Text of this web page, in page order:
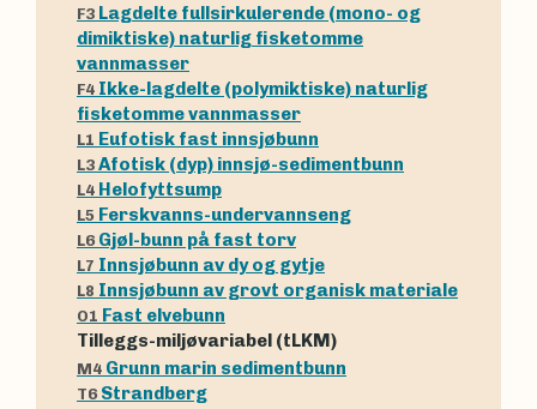
F3 Lagdelte fullsirkulerende (mono- og
dimiktiske) naturlig fisketomme
vannmasser
F4 Ikke-lagdelte (polymiktiske) naturlig
fisketomme vannmasser
L1 Eufotisk fast innsjøbunn
L3 Afotisk (dyp) innsjø-sedimentbunn
L4 Helofyttsump
L5 Ferskvanns-undervannseng
L6 Gjøl-bunn på fast torv
L7 Innsjøbunn av dy og gytje
L8 Innsjøbunn av grovt organisk materiale
O1 Fast elvebunn
Tilleggs-miljøvariabel (tLKM)
M4 Grunn marin sedimentbunn
T6 Strandberg